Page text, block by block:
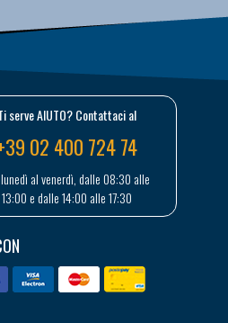
serve AIUTO? Contattaci al
02 400 724 74
al venerdì, dalle 08:30 alle
13:00 e dalle 14:00 alle 17:30